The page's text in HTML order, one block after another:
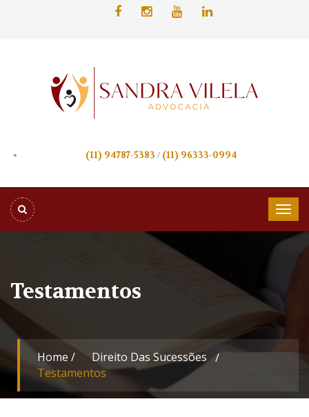
(11) 94787-5383 / (11) 96333-0994
Testamentos
Home /
Direito Das Sucessões
Testamentos